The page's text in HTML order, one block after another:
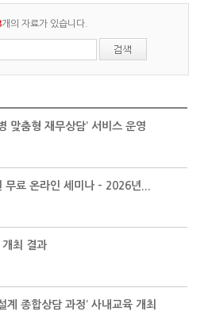
개의 자료가 있습니다.
맞춤형 재무상담’ 서비스 운영
무료 온라인 세미나 - 2026년...
최 결과
계 종합상담 과정’ 사내교육 개최